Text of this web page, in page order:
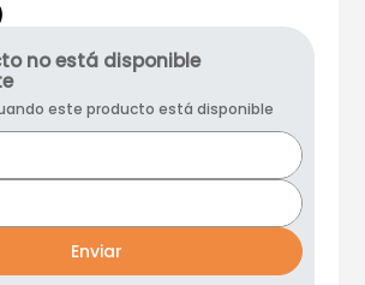
no está disponible
este producto está disponible
Enviar